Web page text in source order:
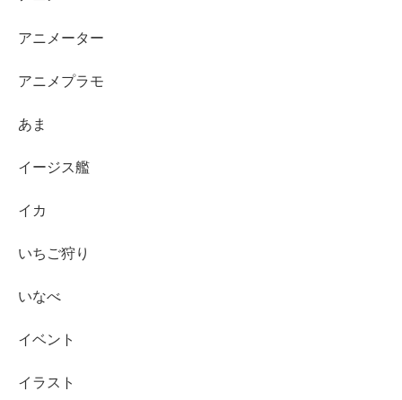
アニメーター
アニメプラモ
あま
イージス艦
イカ
いちご狩り
いなべ
イベント
イラスト